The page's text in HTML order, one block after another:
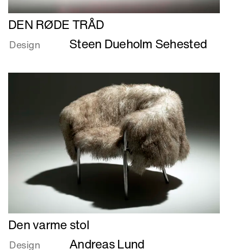
Læs
mere
om
DEN RØDE TRÅD
Design Steen Dueholm Sehested
Læs
mere
om
Den varme stol
Design Andreas Lund